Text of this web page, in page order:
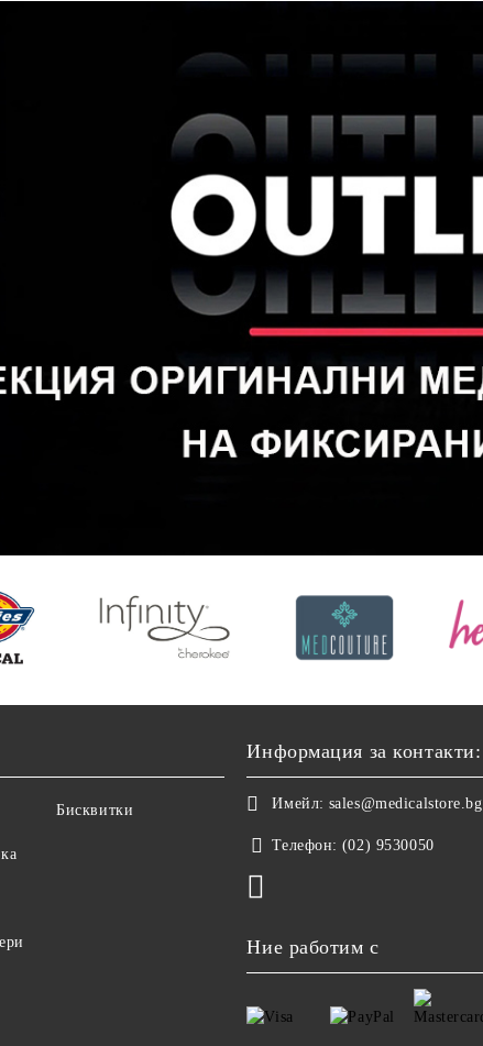
Бисквитки
Информация за контакти:
Имейл: sales@medicalstore.bg
Телефон: (02) 9530050
Ние работим с